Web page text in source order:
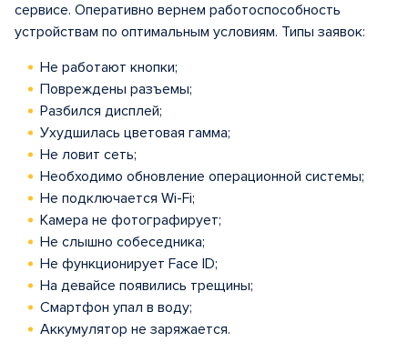
сервисе. Оперативно вернем работоспособность
устройствам по оптимальным условиям. Типы заявок:
Не работают кнопки;
Повреждены разъемы;
Разбился дисплей;
Ухудшилась цветовая гамма;
Не ловит сеть;
Необходимо обновление операционной системы;
Не подключается Wi-Fi;
Камера не фотографирует;
Не слышно собеседника;
Не функционирует Face ID;
На девайсе появились трещины;
Смартфон упал в воду;
Аккумулятор не заряжается.